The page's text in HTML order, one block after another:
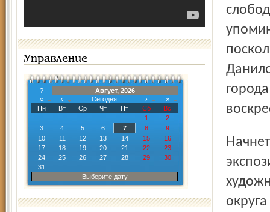
Управление
?
Август, 2026
«
‹ Сегодня ›
»
Пн
Вт Ср Чт Пт Сб
Вс
1
2
3
4 5 6 7 8
9
10
11 12 13 14 15
16
17
18 19 20 21 22
23
24
25 26 27 28 29
30
31
Выберите дату
Начнется праздник в девять часов утра с открытия новой